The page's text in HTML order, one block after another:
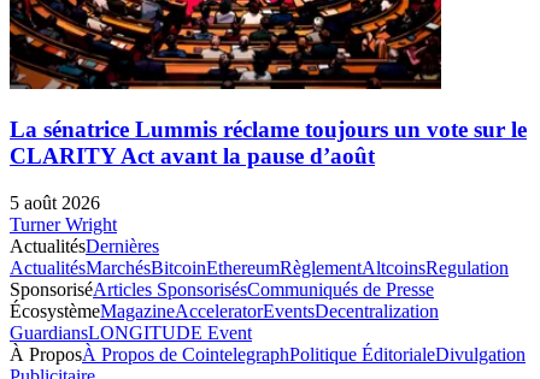
La sénatrice Lummis réclame toujours un vote sur le
CLARITY Act avant la pause d’août
5 août 2026
Turner Wright
ActualitésDernières
ActualitésMarchésBitcoinEthereumRèglementAltcoinsRegulation
SponsoriséArticles SponsorisésCommuniqués de Presse
ÉcosystèmeMagazineAcceleratorEventsDecentralization
GuardiansLONGITUDE Event
À ProposÀ Propos de CointelegraphPolitique ÉditorialeDivulgation